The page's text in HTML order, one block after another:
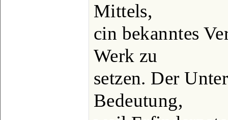
Mittels,
cin bekanntes
Werk zu
setzen. Der
Bedeutung,